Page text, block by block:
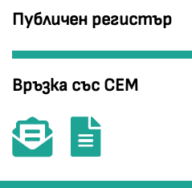
Публичен регистър
Връзка със СЕМ